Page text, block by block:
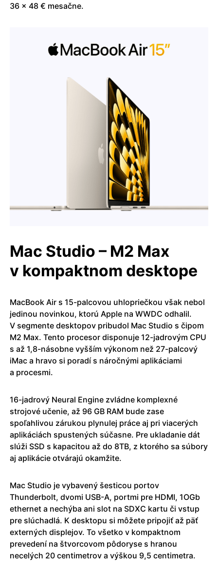
36 x 48 € mesačne.
Mac Studio – M2 Max
v kompaktnom desktope
MacBook Air s 15-palcovou uhlopriečkou však nebol
jedinou novinkou, ktorú Apple na WWDC odhalil.
V segmente desktopov pribudol Mac Studio s čipom
M2 Max. Tento procesor disponuje 12-jadrovým CPU
s až 1,8-násobne vyšším výkonom než 27-palcový
iMac a hravo si poradí s náročnými aplikáciami
a procesmi.
16-jadrový Neural Engine zvládne komplexné
strojové učenie, až 96 GB RAM bude zase
spoľahlivou zárukou plynulej práce aj pri viacerých
aplikáciách spustených súčasne. Pre ukladanie dát
slúži SSD s kapacitou až do 8TB, z ktorého sa súbory
aj aplikácie otvárajú okamžite.
Mac Studio je vybavený šesticou portov
Thunderbolt, dvomi USB-A, portmi pre HDMI, 1OGb
ethernet a nechýba ani slot na SDXC kartu či vstup
pre slúchadlá. K desktopu si môžete pripojiť až päť
externých displejov. To všetko v kompaktnom
prevedení na štvorcovom pôdoryse s hranou
necelých 20 centimetrov a výškou 9,5 centimetra.